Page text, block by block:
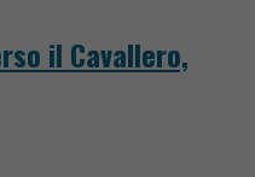
il Cavallero,